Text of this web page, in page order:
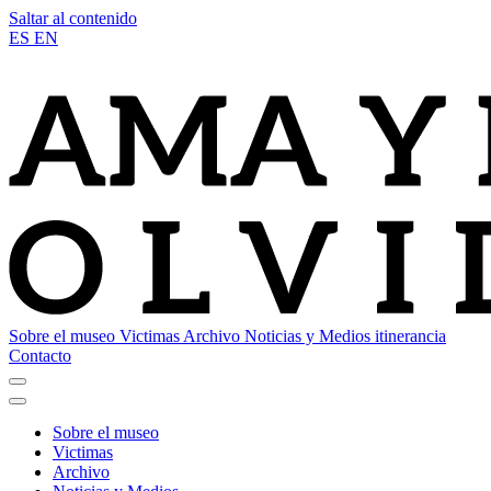
Saltar al contenido
ES EN
Sobre el museo Victimas Archivo Noticias y Medios itinerancia
Contacto
Sobre el museo
Victimas
Archivo